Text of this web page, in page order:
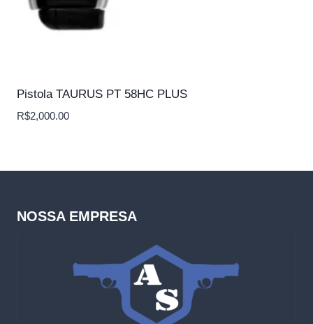
Pistola TAURUS PT 58HC PLUS
R$2,000.00
NOSSA EMPRESA